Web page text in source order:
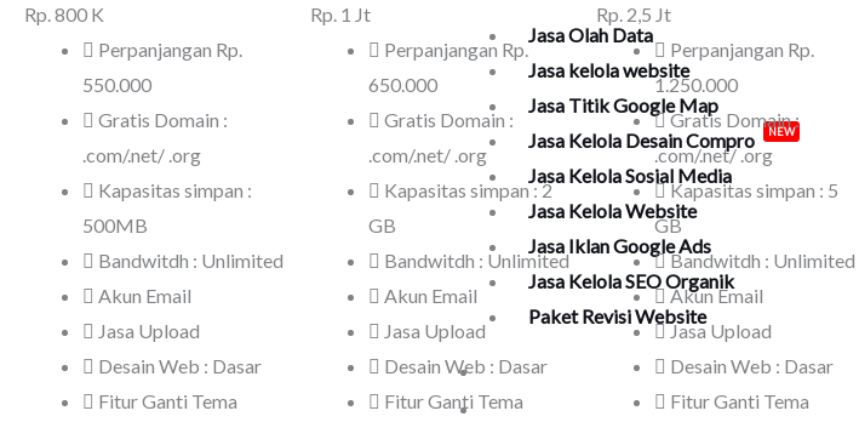
Jasa Olah Data
Jasa kelola website
Jasa Titik Google Map
Jasa Kelola Desain Compro
NEW
Jasa Kelola Sosial Media
Jasa Kelola Website
Jasa Iklan Google Ads
Jasa Kelola SEO Organik
Paket Revisi Website
Harga
Helpdesk
Rp.800 K
Perpanjangan Rp.
550.000
Gratis Domain :
.com/.net/ .org
Kapasitas simpan :
500MB
Bandwitdh : Unlimited
Akun Email
Jasa Upload
Desain Web : Dasar
Fitur Ganti Tema
Rp. 1 Jt
Perpanjangan Rp.
650.000
Gratis Domain :
.com/.net/ .org
Kapasitas simpan : 2
GB
Bandwitdh : Unlimited
Akun Email
Jasa Upload
Desain Web : Dasar
Fitur Ganti Tema
Rp. 2,5 Jt
Perpanjangan Rp.
1.250.000
Gratis Domain :
.com/.net/ .org
Kapasitas simpan : 5
GB
Bandwitdh : Unlimited
Akun Email
Jasa Upload
Desain Web : Dasar
Fitur Ganti Tema